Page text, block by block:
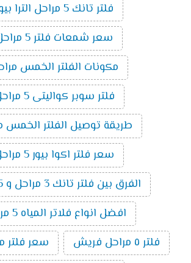
فلتر تانك 5 مراحل الترا بيور
سعر شمعات فلتر 5 مراحل
مكونات الفلتر الخمس
فلتر سوبر كواليتى 5 مراحل
طريقة توصيل الفلتر الخمس
سعر فلتر اكوا بيور 5 مراحل
الفرق بين فلتر تانك 3 مراحل و 5 مراحل
افضل انواع فلاتر المياه 5 مراحل
فلتر ٥ مراحل فريش
سعر فلتر مياه 5